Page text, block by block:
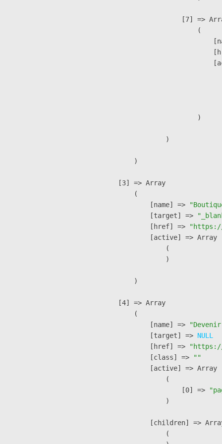
[7] =>
                        (
                        )
                )
        )
    [3] => Array
        (
            [name] =>
            [target] =>
            [href] =>
"https://
            [active] => Array
                (
                )
        )
    [4] => Array
        (
            [name] =>
"Devenir
            [target] =>
NULL
            [href] =>
"https://
            [class] =>
""
            [active] => Array
                (
                    [0] =>
                )
[children] =>
                (